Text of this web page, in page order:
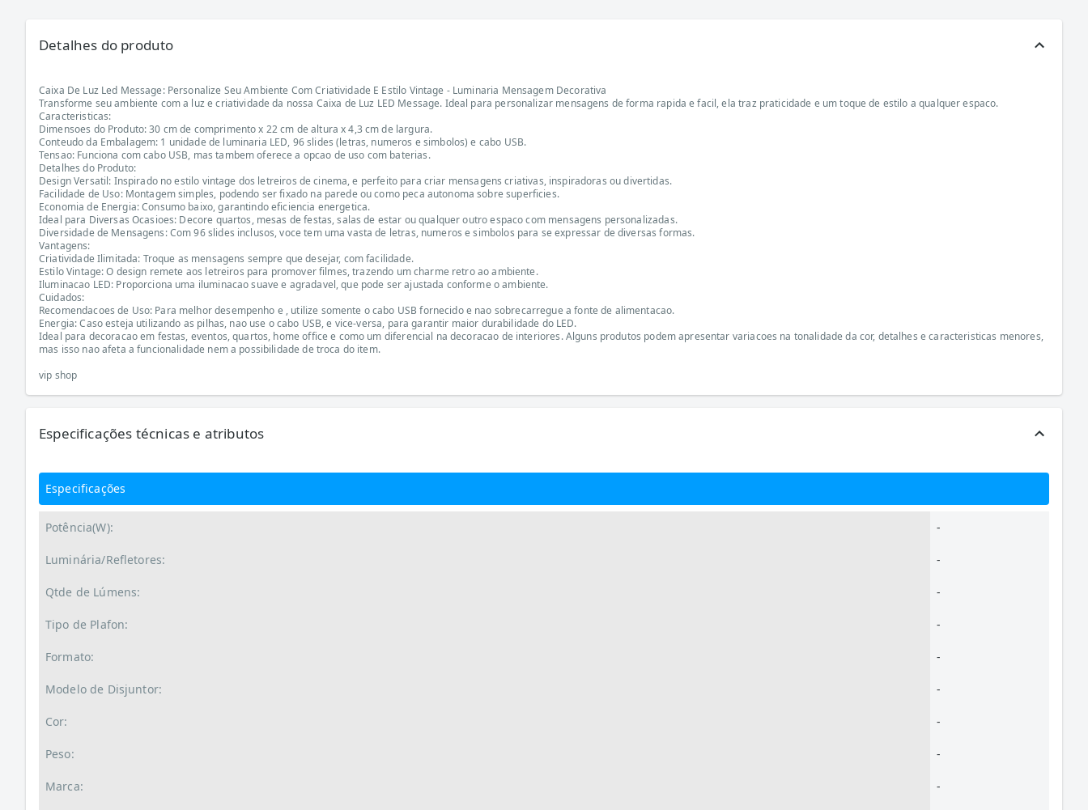
Detalhes do produto
Caixa De Luz Led Message: Personalize Seu Ambiente Com Criatividade E Estilo Vintage - Luminaria Mensagem Decorativa
Transforme seu ambiente com a luz e criatividade da nossa Caixa de Luz LED Message. Ideal para personalizar mensagens de forma rapida e facil, ela traz praticidade e um toque de estilo a qualquer espaco.
Caracteristicas:
Dimensoes do Produto: 30 cm de comprimento x 22 cm de altura x 4,3 cm de largura.
Conteudo da Embalagem: 1 unidade de luminaria LED, 96 slides (letras, numeros e simbolos) e cabo USB.
Tensao: Funciona com cabo USB, mas tambem oferece a opcao de uso com baterias.
Detalhes do Produto:
Design Versatil: Inspirado no estilo vintage dos letreiros de cinema, e perfeito para criar mensagens criativas, inspiradoras ou divertidas.
Facilidade de Uso: Montagem simples, podendo ser fixado na parede ou como peca autonoma sobre superficies.
Economia de Energia: Consumo baixo, garantindo eficiencia energetica.
Ideal para Diversas Ocasioes: Decore quartos, mesas de festas, salas de estar ou qualquer outro espaco com mensagens personalizadas.
Diversidade de Mensagens: Com 96 slides inclusos, voce tem uma vasta de letras, numeros e simbolos para se expressar de diversas formas.
Vantagens:
Criatividade Ilimitada: Troque as mensagens sempre que desejar, com facilidade.
Estilo Vintage: O design remete aos letreiros para promover filmes, trazendo um charme retro ao ambiente.
Iluminacao LED: Proporciona uma iluminacao suave e agradavel, que pode ser ajustada conforme o ambiente.
Cuidados:
Recomendacoes de Uso: Para melhor desempenho e , utilize somente o cabo USB fornecido e nao sobrecarregue a fonte de alimentacao.
Energia: Caso esteja utilizando as pilhas, nao use o cabo USB, e vice-versa, para garantir maior durabilidade do LED.
Ideal para decoracao em festas, eventos, quartos, home office e como um diferencial na decoracao de interiores. Alguns produtos podem apresentar variacoes na tonalidade da cor, detalhes e caracteristicas menores,
mas isso nao afeta a funcionalidade nem a possibilidade de troca do item.
vip shop
Especificações técnicas e atributos
Especificações
Potência(W): -
Luminária/Refletores: -
Qtde de Lúmens: -
Tipo de Plafon: -
Formato: -
Modelo de Disjuntor: -
Cor: -
Peso: -
Marca: -